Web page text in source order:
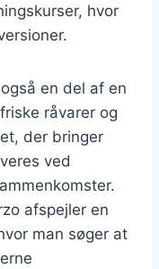
hvor
en del af en
råvarer og
der bringer
ved
afspejler en
man søger at